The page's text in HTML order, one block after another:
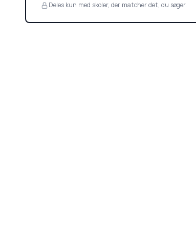
Deles kun med skoler, der matcher det, du søger.